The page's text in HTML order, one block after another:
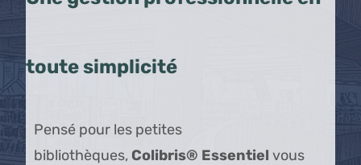
toute simplicité
Pensé pour les petites
bibliothèques, Colibris® Essentiel vous